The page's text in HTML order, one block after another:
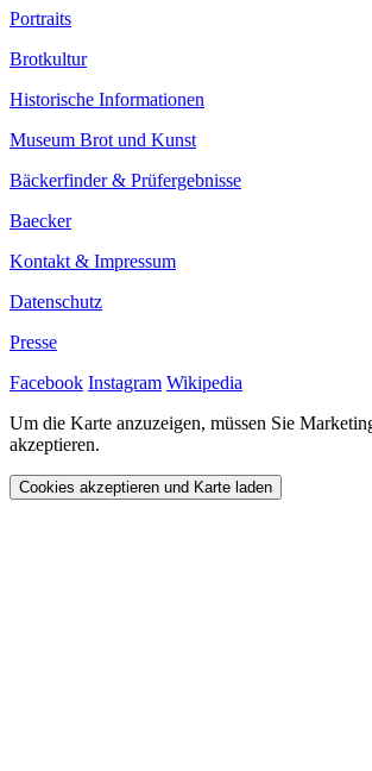
Portraits
Brotkultur
Historische Informationen
Museum Brot und Kunst
Bäckerfinder & Prüfergebnisse
Baecker
Kontakt & Impressum
Datenschutz
Presse
Facebook Instagram Wikipedia
Um die Karte anzuzeigen, müssen Sie
akzeptieren.
Cookies akzeptieren und Karte laden